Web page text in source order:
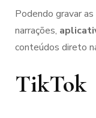
Podendo gravar
narrações,
conteúdos direto
TikTok